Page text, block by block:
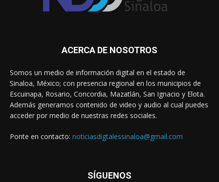
ACERCA DE NOSOTROS
Somos un medio de información digital en el estado de
Sinaloa, México; con presencia regional en los municipios de
Escuinapa, Rosario, Concordia, Mazatlán, San Ignacio y Elota.
Además generamos contenido de video y audio al cual puedes
acceder por medio de nuestras redes sociales.
Ponte en contacto: noticiasdigtalessinaloa@gmail.com
SÍGUENOS